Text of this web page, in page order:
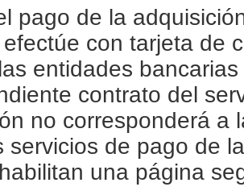
pago de la
con tarjeta de
entidades
contrato del
no corresponderá a
servicios de pago de
una página